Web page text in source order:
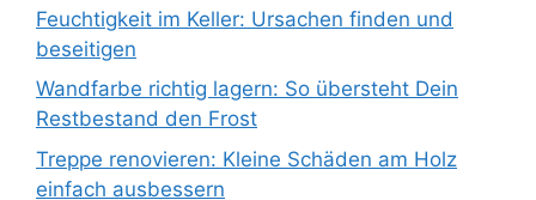
Feuchtigkeit im Keller: Ursachen finden und
beseitigen
Wandfarbe richtig lagern: So übersteht Dein
Restbestand den Frost
Treppe renovieren: Kleine Schäden am Holz
einfach ausbessern